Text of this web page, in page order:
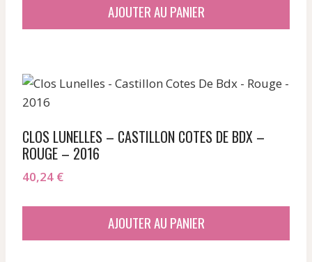
AJOUTER AU PANIER
CLOS LUNELLES – CASTILLON COTES DE BDX –
ROUGE – 2016
40,24 €
AJOUTER AU PANIER